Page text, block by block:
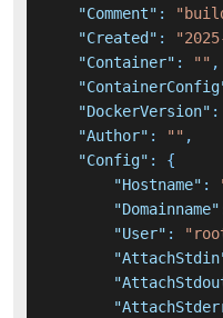
"Comment" :
"Created" :
"Container" : "" ,
"DockerVersion" :
"Author" : "" ,
"Config" :
{
"Hostname" :
"Domainname"
"User" :